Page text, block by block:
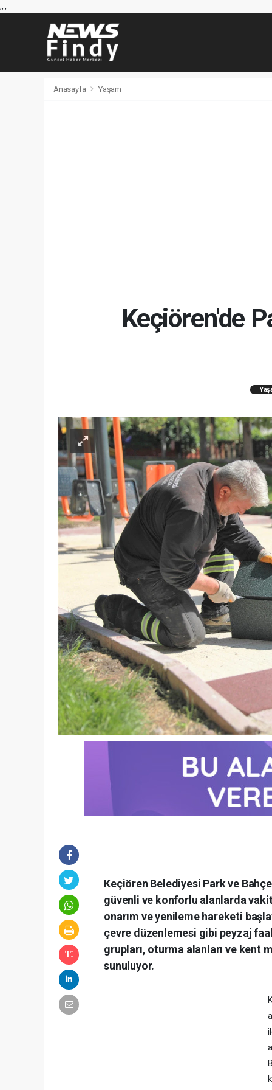
,,,
Anasayfa Yaşam
Keçiören'de
Keçiören Belediyesi Park ve
güvenli ve konforlu alanlarda
onarım ve yenileme hareketi
çevre düzenlemesi gibi peyzaj
grupları, oturma alanları ve kent
sunuluyor.